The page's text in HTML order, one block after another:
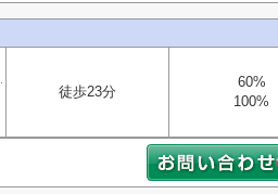
徒歩23分
60%
100%